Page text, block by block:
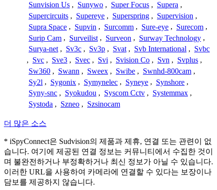
Sunvision Us , Sunywo , Super Focus , Supera ,
Supercircuits , Supereye , Superspring , Supervision ,
Supra Space , Supvin , Surcomm , Sure-eye , Surecom ,
Surip Cam , Surveilist , Surveon , Surway Technology ,
Surya-net , Sv3c , Sv3p , Svat , Svb International , Svbc
, Svc , Sve3 , Svec , Svi , Svision Co , Svn , Svplus ,
Sw360 , Swann , Sweex , Swibe , Swnhd-800cam ,
Sy2l , Sygonix , Symynelec , Syneye , Synshore ,
Syny-snc , Syokudou , Syscom Cctv , Systemmax ,
Systoda , Szneo , Szsinocam
더 많은 소스
* iSpyConnect은 Sudvision의 제품과 제휴, 연결 또는 관련이 없
습니다. 여기에 제공된 연결 정보는 커뮤니티에서 수집한 것이
며 불완전하거나 부정확하거나 최신 정보가 아닐 수 있습니다.
이러한 URL을 사용하여 카메라에 연결할 수 있다는 보장이나
담보를 제공하지 않습니다.